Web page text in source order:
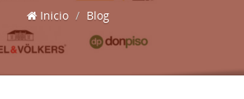
Inicio Blog